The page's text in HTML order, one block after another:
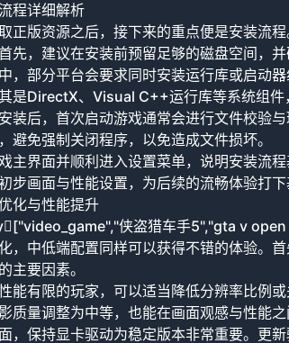
程详细解析
正版资源之后，接下来的重点便是安装流
先，建议在安装前预留足够的磁盘空间，
，部分平台会要求同时安装运行库或启动
是DirectX、Visual C++运行库等系统组件
装后，首次启动游戏通常会进行文件校验
避免强制关闭程序，以免造成文件损坏。
主界面并顺利进入设置菜单，说明安装流
步画面与性能设置，为后续的流畅体验打下
化与性能提升
侠盗猎车手5","gta v
，中低端配置同样可以获得不错的体验。
主要因素。
能有限的玩家，可以适当降低分辨率比例
质量调整为中等，也能在画面观感与性能之
，保持显卡驱动为稳定版本非常重要。更